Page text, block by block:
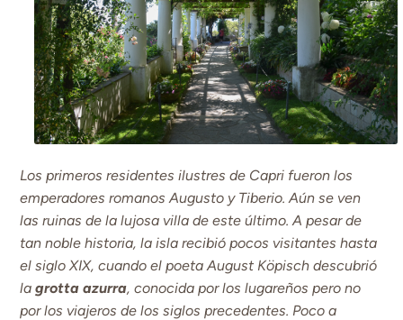
Los primeros residentes ilustres de Capri fueron los
emperadores romanos Augusto y Tiberio. Aún se ven
las ruinas de la lujosa villa de este último. A pesar de
tan noble historia, la isla recibió pocos visitantes hasta
el siglo XIX, cuando el poeta August Köpisch descubrió
lagrotta azurra, conocida por los lugareños pero no
por los viajeros de los siglos precedentes. Poco a